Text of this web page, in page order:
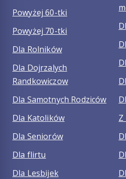
Powyżej 60-tki
Powyżej 70-tki
Dla Rolników
Dla Dojrzalych
Randkowiczow
Dla Samotnych Rodziców
Dla Katolików
Dla Seniorów
Dla flirtu
Dla Lesbijek